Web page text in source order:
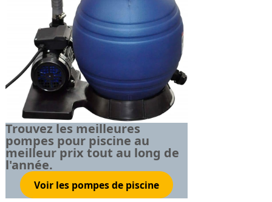
Trouvez les meilleures
pompes pour piscine au
meilleur prix tout au long de
l'année.
Voir les pompes de piscine